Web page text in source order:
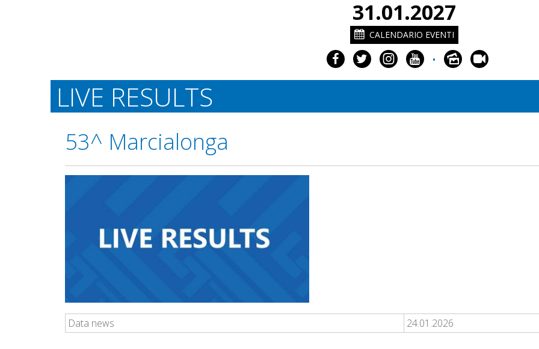
31.01.2027
CALENDARIO EVENTI
•
LIVE RESULTS
53^ Marcialonga
Data news 24.01.2026